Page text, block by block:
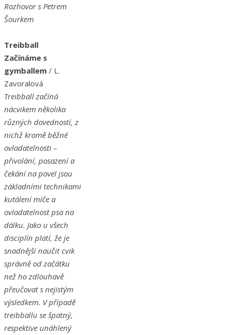
Rozhovor s Petrem
Šourkem
Treibball
Začínáme s
gymballem / L.
Zavoralová
Treibball začíná
nácvikem několika
různých dovedností, z
nichž kromě běžné
ovladatelnosti –
přivolání, posazení a
čekání na povel jsou
základními technikami
kutálení míče a
ovladatelnost psa na
dálku. Jako u všech
disciplín platí, že je
snadnější naučit cvik
správně od začátku
než ho zdlouhavě
přeučovat s nejistým
výsledkem. V případě
treibballu se špatný,
respektive unáhlený